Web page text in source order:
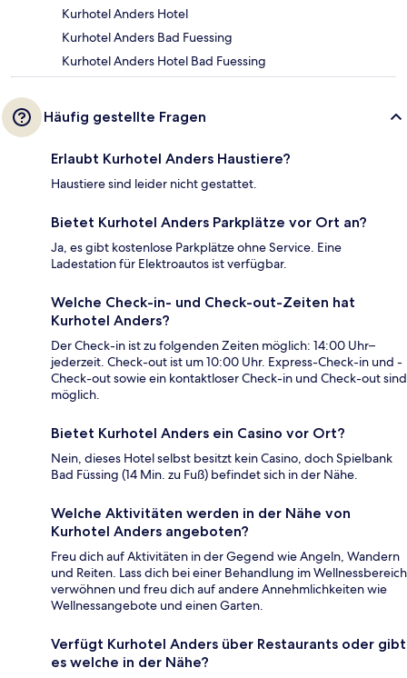
Kurhotel Anders Hotel
Kurhotel Anders Bad Fuessing
Kurhotel Anders Hotel Bad Fuessing
Häufig gestellte Fragen
Erlaubt Kurhotel Anders Haustiere?
Haustiere sind leider nicht gestattet.
Bietet Kurhotel Anders Parkplätze vor Ort an?
Ja, es gibt kostenlose Parkplätze ohne Service. Eine
Ladestation für Elektroautos ist verfügbar.
Welche Check-in- und Check-out-Zeiten hat
Kurhotel Anders?
Der Check-in ist zu folgenden Zeiten möglich: 14:00 Uhr–
jederzeit. Check-out ist um 10:00 Uhr. Express-Check-in und -
Check-out sowie ein kontaktloser Check-in und Check-out sind
möglich.
Bietet Kurhotel Anders ein Casino vor Ort?
Nein, dieses Hotel selbst besitzt kein Casino, doch Spielbank
Bad Füssing (14 Min. zu Fuß) befindet sich in der Nähe.
Welche Aktivitäten werden in der Nähe von
Kurhotel Anders angeboten?
Freu dich auf Aktivitäten in der Gegend wie Angeln, Wandern
und Reiten. Lass dich bei einer Behandlung im Wellnessbereich
verwöhnen und freu dich auf andere Annehmlichkeiten wie
Wellnessangebote und einen Garten.
Verfügt Kurhotel Anders über Restaurants oder gibt
es welche in der Nähe?